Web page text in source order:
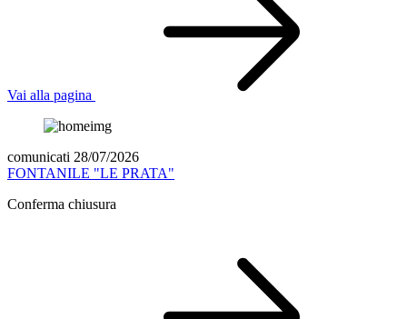
Vai alla pagina
comunicati 28/07/2026
FONTANILE "LE PRATA"
Conferma chiusura